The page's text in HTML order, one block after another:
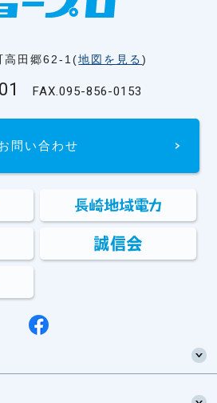
高田郷62-1(地図を見る)
FAX.095-856-0153
問い合わせ